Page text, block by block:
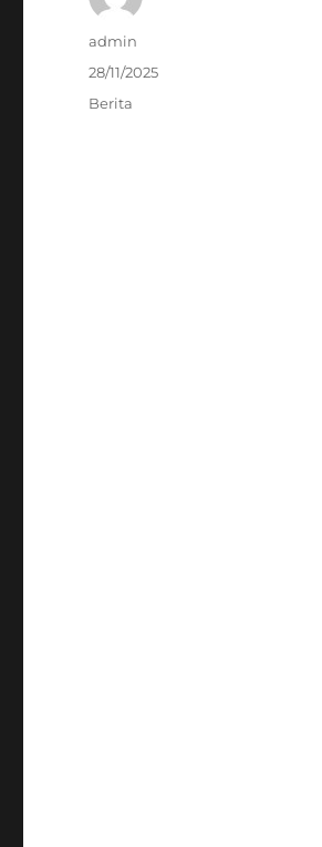
Author
admin
Posted
28/11/2025
Categories
Berita